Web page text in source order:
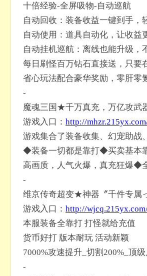
十倍经验-全屏吸物-自动巡航
自动回收：装备收益一键到手，
自动使用：道具自动化，让收益
自动挂机巡航：离线也能升级，
每日刷怪百万钻石直接送，只要
省心玩法配合豪华奖励，零肝零
-
魔魂三国 ★千万真充，万亿攻武
游戏入口： http://
游戏集合了装备收集、幻宠助战
◆装备一切都是靠打◆买卖基本
高画质，人气火爆，真充狂爆◆
-
维京传奇超变★神器〞千件专属
游戏入口： http://
本服装备全靠打 打怪就给充值
货币好打 版本耐玩 活动新颖
7000%攻速提升_切割200%_顶
-